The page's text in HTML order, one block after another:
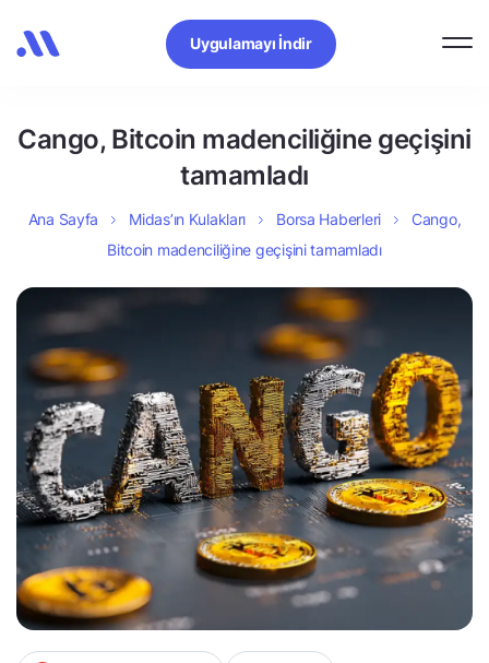
Uygulamayı İndir
Cango, Bitcoin madenciliğine geçişini
tamamladı
Ana Sayfa Midas’ın Kulakları Borsa Haberleri
Cango,
Bitcoin madenciliğine geçişini tamamladı